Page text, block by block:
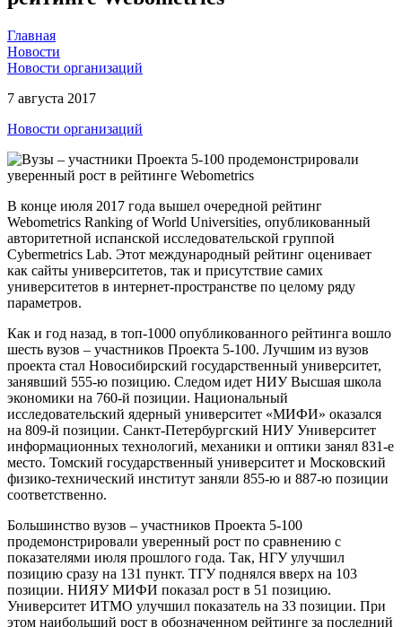
Главная
Новости
Новости организаций
7 августа 2017
Новости организаций
В конце июля 2017 года вышел очередной рейтинг
Webometrics Ranking of World Universities, опубликованный
авторитетной испанской исследовательской группой
Cybermetrics Lab. Этот международный рейтинг оценивает
как сайты университетов, так и присутствие самих
университетов в интернет-пространстве по целому ряду
параметров.
Как и год назад, в топ-1000 опубликованного рейтинга вошло
шесть вузов – участников Проекта 5-100. Лучшим из вузов
проекта стал Новосибирский государственный университет,
занявший 555-ю позицию. Следом идет НИУ Высшая школа
экономики на 760-й позиции. Национальный
исследовательский ядерный университет «МИФИ» оказался
на 809-й позиции. Санкт-Петербургский НИУ Университет
информационных технологий, механики и оптики занял 831-е
место. Томский государственный университет и Московский
физико-технический институт заняли 855-ю и 887-ю позиции
соответственно.
Большинство вузов – участников Проекта 5-100
продемонстрировали уверенный рост по сравнению с
показателями июля прошлого года. Так, НГУ улучшил
позицию сразу на 131 пункт. ТГУ поднялся вверх на 103
позиции. НИЯУ МИФИ показал рост в 51 позицию.
Университет ИТМО улучшил показатель на 33 позиции. При
этом наибольший рост в обозначенном рейтинге за последний